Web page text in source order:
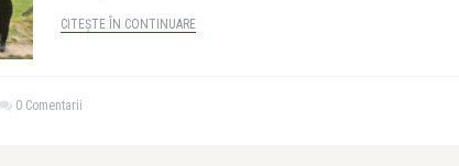
CITEȘTE ÎN CONTINUARE
0 Comentarii